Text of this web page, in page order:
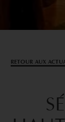
RETOUR AUX